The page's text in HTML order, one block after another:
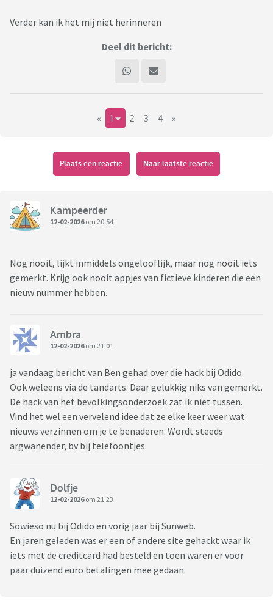
Verder kan ik het mij niet herinneren
Deel dit bericht:
« 1 2 3 4 »
Plaats een reactie Naar laatste reactie
Kampeerder
12-02-2026om 20:54
Nog nooit, lijkt inmiddels ongelooflijk, maar nog nooit iets
gemerkt. Krijg ook nooit appjes van fictieve kinderen die een
nieuw nummer hebben.
Ambra
12-02-2026om 21:01
ja vandaag bericht van Ben gehad over die hack bij Odido.
Ook weleens via de tandarts. Daar gelukkig niks van gemerkt.
De hack van het bevolkingsonderzoek zat ik niet tussen.
Vind het wel een vervelend idee dat ze elke keer weer wat
nieuws verzinnen om je te benaderen. Wordt steeds
argwanender, bv bij telefoontjes.
Dolfje
12-02-2026om 21:23
Sowieso nu bij Odido en vorig jaar bij Sunweb.
En jaren geleden was er een of andere site gehackt waar ik
iets met de creditcard had besteld en toen waren er voor
paar duizend euro betalingen mee gedaan.